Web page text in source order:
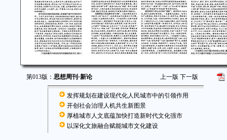
第013版： 思想周刊·新论 上一版 下一版
发挥规划在建设现代化人民城市中的引领作用
开创社会治理人机共生新图景
厚植城市人文底蕴加快打造新时代文化强市
以深化文旅融合赋能城市文化建设